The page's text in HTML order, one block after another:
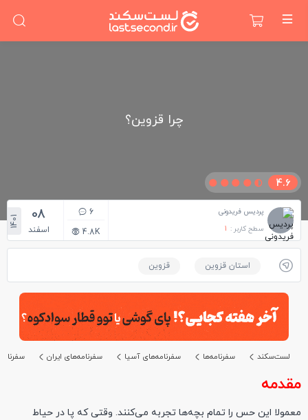
چرا قزوین؟
4.6
پردیس فریدونی
سطح کاربر : 1
6
4.8K
08
اسفند
1401
استان قزوین قزوین
لست‌سکند سفرنامه‌ها سفرنامه‌های آسیا سفرنامه‌های ایران
مقدمه
معمولا این حس را تمام بچه‌ها تجربه می‌کنند. وقتی که پا در حیاط